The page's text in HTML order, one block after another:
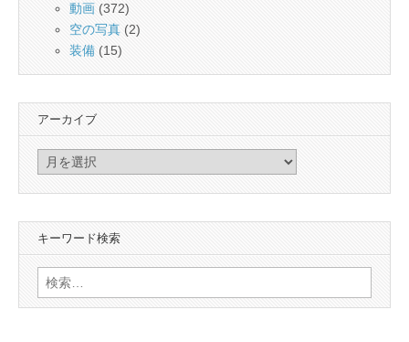
動画 (372)
空の写真 (2)
装備 (15)
アーカイブ
イ
キーワード検索
検
索: